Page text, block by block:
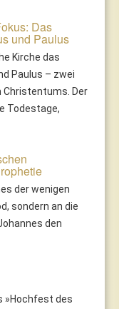
Das
und Paulus
Kirche das
Paulus – zwei
Christentums. Der
Todestage,
der wenigen
sondern an die
den
»Hochfest des